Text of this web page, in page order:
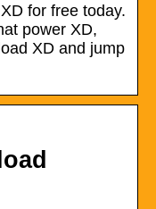
for free today.
power XD,
XD and jump